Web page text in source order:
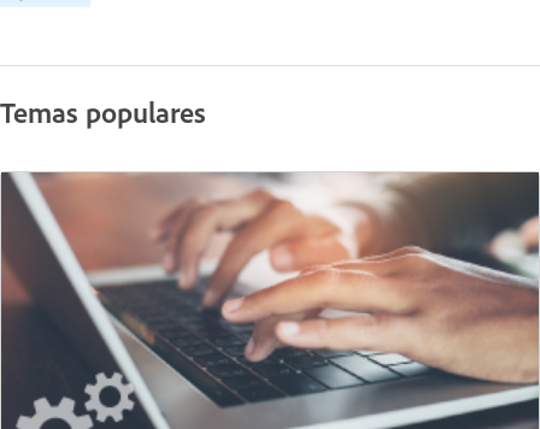
Temas populares